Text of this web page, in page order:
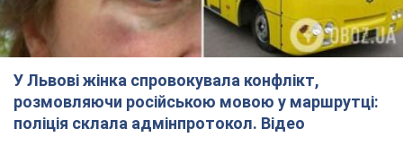
У Львові жінка спровокувала конфлікт,
розмовляючи російською мовою у маршрутці:
поліція склала адмінпротокол. Відео